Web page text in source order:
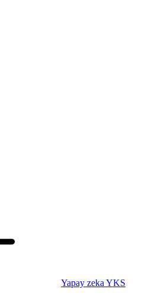
Yapay zeka YKS